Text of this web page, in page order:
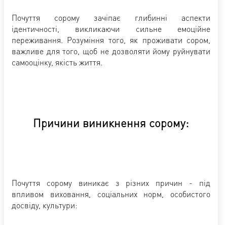
Почуття сорому зачіпає глибинні аспекти
ідентичності, викликаючи сильне емоційне
переживання. Розуміння того, як проживати сором,
важливе для того, щоб не дозволяти йому руйнувати
самооцінку, якість життя.
Причини виникнення сорому:
Почуття сорому виникає з різних причин - під
впливом виховання, соціальних норм, особистого
досвіду, культури: